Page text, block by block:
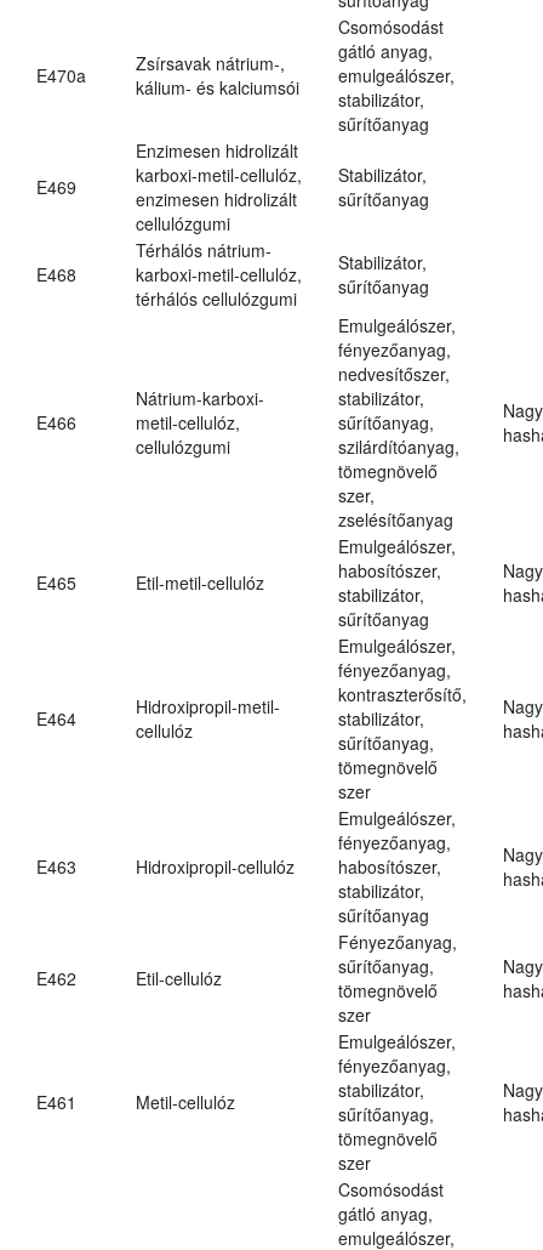
E470a
Zsírsavak nátrium-,
kálium- és kalciumsói
Csomósodást
gátló anyag,
emulgeálószer,
stabilizátor,
sűrítőanyag
E469
Enzimesen hidrolizált
karboxi-metil-cellulóz,
enzimesen hidrolizált
cellulózgumi
Stabilizátor,
sűrítőanyag
E468
Térhálós nátrium-
karboxi-metil-cellulóz,
térhálós cellulózgumi
Stabilizátor,
sűrítőanyag
E466
Nátrium-karboxi-
metil-cellulóz,
cellulózgumi
Emulgeálószer,
fényezőanyag,
nedvesítőszer,
stabilizátor,
sűrítőanyag,
szilárdítóanyag,
tömegnövelő
szer,
zselésítőanyag
E465 Etil-metil-cellulóz
Emulgeálószer,
habosítószer,
stabilizátor,
sűrítőanyag
E464
Hidroxipropil-metil-
cellulóz
Emulgeálószer,
fényezőanyag,
kontraszterősítő,
stabilizátor,
sűrítőanyag,
tömegnövelő
szer
E463 Hidroxipropil-cellulóz
Emulgeálószer,
fényezőanyag,
habosítószer,
stabilizátor,
sűrítőanyag
E462 Etil-cellulóz
Fényezőanyag,
sűrítőanyag,
tömegnövelő
szer
E461 Metil-cellulóz
Emulgeálószer,
fényezőanyag,
stabilizátor,
sűrítőanyag,
tömegnövelő
szer
Csomósodást
gátló anyag,
emulgeálószer,